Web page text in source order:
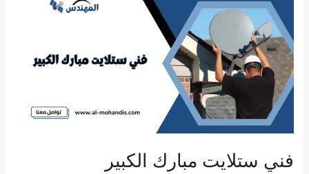
فني ستلايت مبارك الكبير
ستلايت
مبارك
الكبير